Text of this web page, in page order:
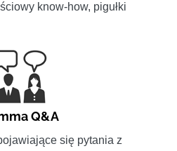
know-how, pigułki
Q&A
się pytania z